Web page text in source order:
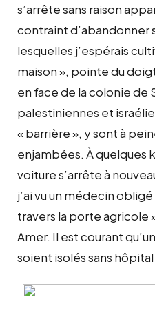
s’arrête sans raison
contraint d’abandonner
lesquelles j’espérais
maison », pointe du
en face de la colonie de
palestiniennes et
« barrière », y sont à
enjambées. À quelques
voiture s’arrête à
j’ai vu un médecin
travers la porte agricole
Amer. Il est courant
soient isolés sans